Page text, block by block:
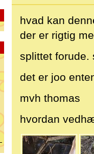
hvad kan
der er rigtig
splittet forude.
det er joo
mvh thomas
hvordan